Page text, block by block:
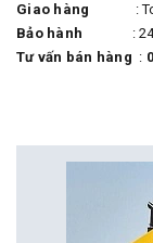
Giao hàng
:
Bảo hành
: 24
Tư vấn bán hàng :